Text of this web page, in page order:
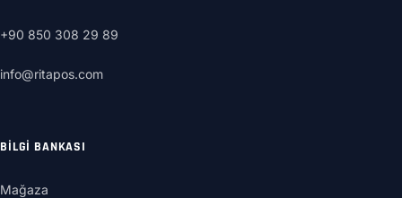
+90 850 308 29 89
info@ritapos.com
BILGI BANKASI
Mağaza